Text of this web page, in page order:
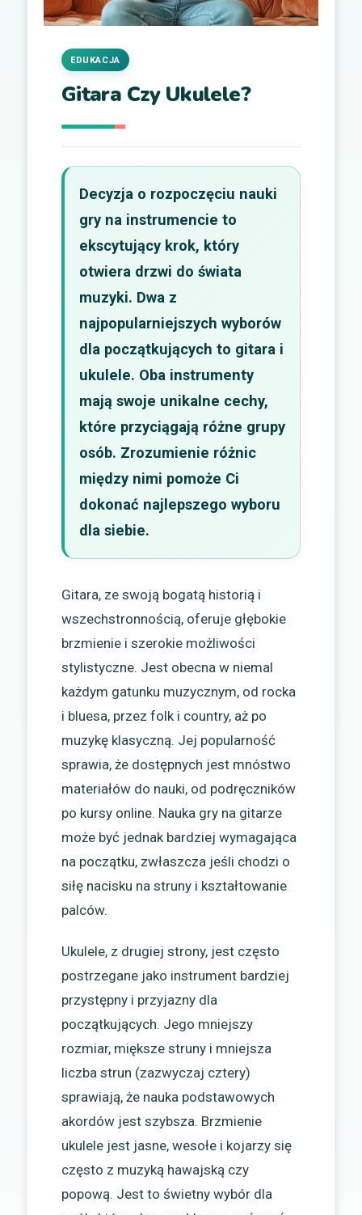
Gitara Czy Ukulele?
EDUKACJA
Decyzja o rozpoczęciu nauki
gry na instrumencie to
ekscytujący krok, który
otwiera drzwi do świata
muzyki. Dwa z
najpopularniejszych wyborów
dla początkujących to gitara i
ukulele. Oba instrumenty
mają swoje unikalne cechy,
które przyciągają różne grupy
osób. Zrozumienie różnic
między nimi pomoże Ci
dokonać najlepszego wyboru
dla siebie.
Gitara, ze swoją bogatą historią i
wszechstronnością, oferuje głębokie
brzmienie i szerokie możliwości
stylistyczne. Jest obecna w niemal
każdym gatunku muzycznym, od rocka
i bluesa, przez folk i country, aż po
muzykę klasyczną. Jej popularność
sprawia, że dostępnych jest mnóstwo
materiałów do nauki, od podręczników
po kursy online. Nauka gry na gitarze
może być jednak bardziej wymagająca
na początku, zwłaszcza jeśli chodzi o
siłę nacisku na struny i kształtowanie
palców.
Ukulele, z drugiej strony, jest często
postrzegane jako instrument bardziej
przystępny i przyjazny dla
początkujących. Jego mniejszy
rozmiar, miększe struny i mniejsza
liczba strun (zazwyczaj cztery)
sprawiają, że nauka podstawowych
akordów jest szybsza. Brzmienie
ukulele jest jasne, wesołe i kojarzy się
często z muzyką hawajską czy
popową. Jest to świetny wybór dla